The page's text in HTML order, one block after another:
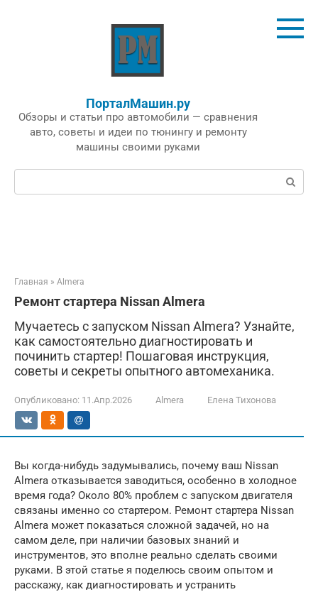
ПорталМашин.ру
Обзоры и статьи про автомобили — сравнения
авто, советы и идеи по тюнингу и ремонту
машины своими руками
Поиск:
Главная » Almera
Ремонт стартера Nissan Almera
Мучаетесь с запуском Nissan Almera? Узнайте,
как самостоятельно диагностировать и
починить стартер! Пошаговая инструкция,
советы и секреты опытного автомеханика.
Опубликовано: 11.Апр.2026 Almera Елена Тихонова
Вы когда-нибудь задумывались, почему ваш Nissan
Almera отказывается заводиться, особенно в холодное
время года? Около 80% проблем с запуском двигателя
связаны именно со стартером. Ремонт стартера Nissan
Almera может показаться сложной задачей, но на
самом деле, при наличии базовых знаний и
инструментов, это вполне реально сделать своими
руками. В этой статье я поделюсь своим опытом и
расскажу, как диагностировать и устранить